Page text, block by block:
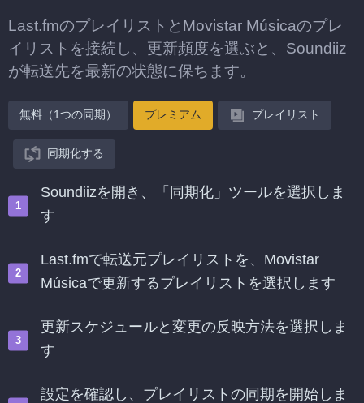
Last.fmのプレイリストとMovistar Músicaのプレ
イリストを接続し、更新頻度を選ぶと、Soundiiz
が転送先を最新の状態に保ちます。
無料（1つの同期） プレミアム プレイリスト
同期化する
Soundiizを開き、「同期化」ツールを選択しま
す
Last.fmで転送元プレイリストを、Movistar
Músicaで更新するプレイリストを選択します
更新スケジュールと変更の反映方法を選択しま
す
設定を確認し、プレイリストの同期を開始しま